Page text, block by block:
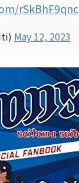
rSkBhF9qnc
May 12, 2023